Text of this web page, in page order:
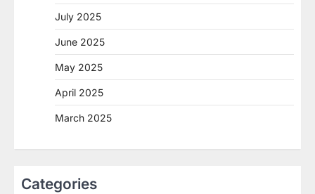
July 2025
June 2025
May 2025
April 2025
March 2025
Categories